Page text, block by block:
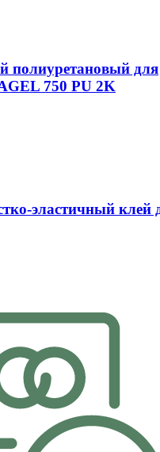
полиуретановый для
750 PU 2K
эластичный клей